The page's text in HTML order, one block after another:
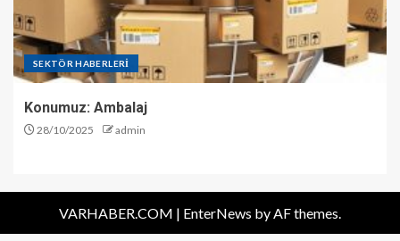
SEKTÖR HABERLERİ
Konumuz: Ambalaj
28/10/2025 admin
VARHABER.COM | EnterNews by AF themes.